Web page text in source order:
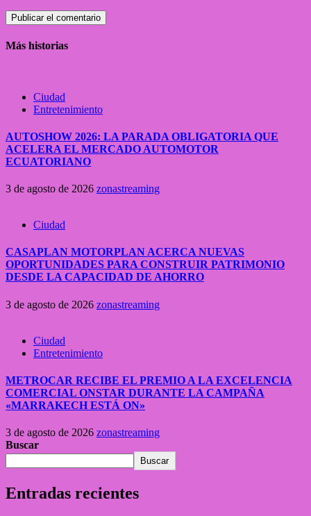
Más historias
Ciudad
Entretenimiento
AUTOSHOW 2026: LA PARADA OBLIGATORIA QUE
ACELERA EL MERCADO AUTOMOTOR
ECUATORIANO
3 de agosto de 2026 zonastreaming
Ciudad
CASAPLAN MOTORPLAN ACERCA NUEVAS
OPORTUNIDADES PARA CONSTRUIR PATRIMONIO
DESDE LA CAPACIDAD DE AHORRO
3 de agosto de 2026 zonastreaming
Ciudad
Entretenimiento
METROCAR RECIBE EL PREMIO A LA EXCELENCIA
COMERCIAL ONSTAR DURANTE LA CAMPAÑA
«MARRAKECH ESTÁ ON»
3 de agosto de 2026 zonastreaming
Buscar
Buscar
Entradas recientes